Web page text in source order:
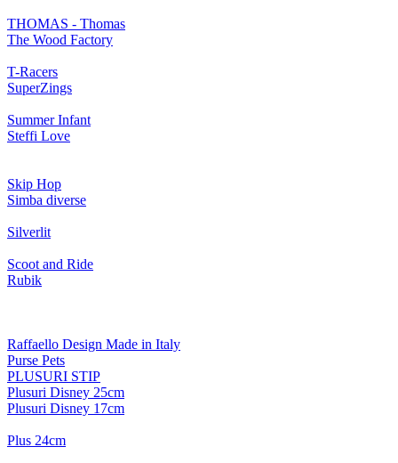
THOMAS - Thomas
The Wood Factory
T-Racers
SuperZings
Summer Infant
Steffi Love
Skip Hop
Simba diverse
Silverlit
Scoot and Ride
Rubik
Raffaello Design Made in Italy
Purse Pets
PLUSURI STIP
Plusuri Disney 25cm
Plusuri Disney 17cm
Plus 24cm